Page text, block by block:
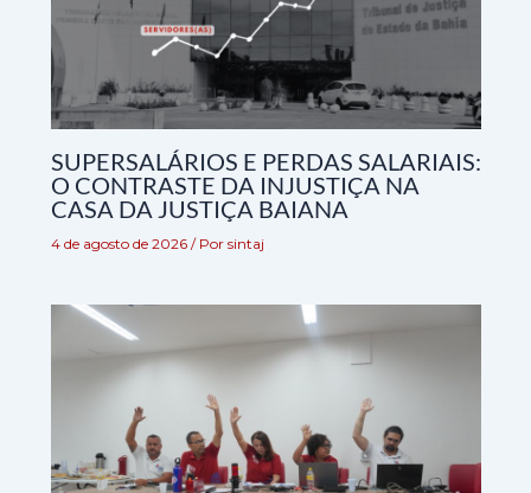
SUPERSALÁRIOS E PERDAS SALARIAIS:
O CONTRASTE DA INJUSTIÇA NA
CASA DA JUSTIÇA BAIANA
4 de agosto de 2026 / Por sintaj